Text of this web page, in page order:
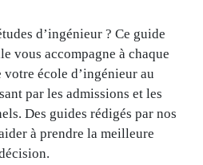
d’ingénieur ? Ce guide
vous accompagne à chaque
école d’ingénieur au
par les admissions et les
Des guides rédigés par nos
à prendre la meilleure